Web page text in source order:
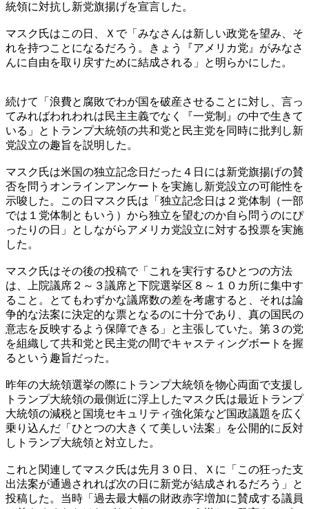
統領に対抗し新党旗揚げを宣言した。
マスク氏はこの日、Ｘで「みなさんは新しい政党を望み、そ
れを持つことになるだろう。きょう『アメリカ党』がみなさ
んに自由を取り戻すために結成される」と明らかにした。
続けて「浪費と腐敗でわが国を破産させることに対し、言っ
てみればわれわれは民主主義でなく『一党制』の中で生きて
いる」とトランプ大統領の共和党と民主党を同時に批判し新
党設立の趣旨を説明した。
マスク氏は米国の独立記念日だった４日には新党旗揚げの賛
否を問うオンラインアンケートを実施し新党設立の可能性を
示唆した。この日マスク氏は「独立記念日は２党体制（一部
では１党体制ともいう）から独立を望むのか自ら問うのにぴ
ったりの日」としながらアメリカ党設立に対する投票を実施
した。
マスク氏はその後の投稿で「これを実行するひとつの方法
は、上院議席２～３議席と下院選挙区８～１０カ所に集中す
ること。とてもわずかな議席数の差を考慮すると、それは論
争的な法案に決定的な票となるのに十分であり、真の国民の
意志を反映するよう保障できる」と主張していた。第３の党
を組織して共和党と民主党の間でキャスティングボートを握
るという趣旨だった。
昨年の大統領選挙の際にトランプ大統領を物心両面で支援し
トランプ大統領の最側近に浮上したマスク氏は最近トランプ
大統領の減税と国境セキュリティ強化策など国政議題を広く
乗り込んだ「ひとつの大きくて美しい法案」を公開的に反対
しトランプ大統領と対立した。
これと関連してマスク氏は先月３０日、Ｘに「この狂った支
出法案が通過されれば次の日に新党が結成されるだろう」と
投稿した。当時「過去最大幅の財政赤字増加に賛成する議員